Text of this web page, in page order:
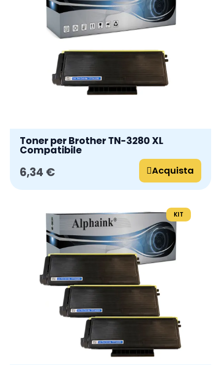
Toner per Brother TN-3280 XL
Compatibile
6,34 € Acquista
KIT